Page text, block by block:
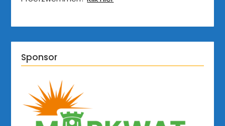
Sponsor